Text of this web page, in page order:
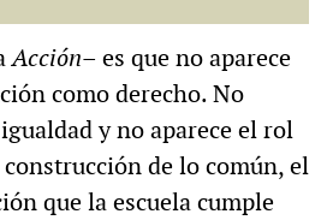
Acción– es que no aparece
como derecho. No
y no aparece el rol
de lo común, el
que la escuela cumple